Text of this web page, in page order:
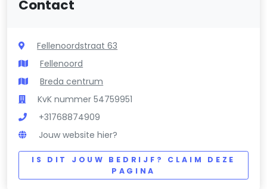
Contact
Fellenoordstraat 63
Fellenoord
Breda centrum
KvK nummer 54759951
+31768874909
Jouw website hier?
IS DIT JOUW BEDRIJF? CLAIM DEZE
PAGINA